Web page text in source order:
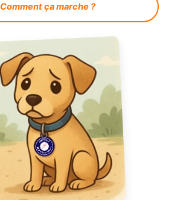
Comment ça marche ?